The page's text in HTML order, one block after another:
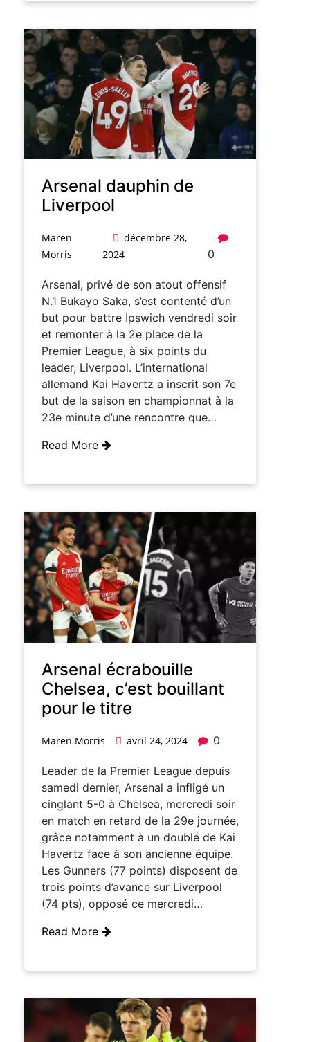
Arsenal dauphin de
Liverpool
Maren
Morris
décembre 28,
2024
0
Arsenal, privé de son atout offensif
N.1 Bukayo Saka, s’est contenté d’un
but pour battre Ipswich vendredi soir
et remonter à la 2e place de la
Premier League, à six points du
leader, Liverpool. L’international
allemand Kai Havertz a inscrit son 7e
but de la saison en championnat à la
23e minute d’une rencontre que…
Read More
Arsenal écrabouille
Chelsea, c’est bouillant
pour le titre
Maren Morris avril 24, 2024 0
Leader de la Premier League depuis
samedi dernier, Arsenal a infligé un
cinglant 5-0 à Chelsea, mercredi soir
en match en retard de la 29e journée,
grâce notamment à un doublé de Kai
Havertz face à son ancienne équipe.
Les Gunners (77 points) disposent de
trois points d’avance sur Liverpool
(74 pts), opposé ce mercredi…
Read More